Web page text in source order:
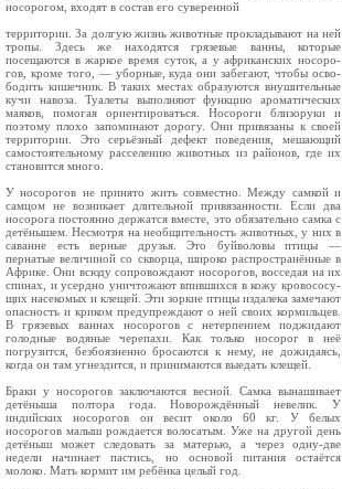
носорогом, входят в состав его суверенной
территории. За долгую жизнь животные прокладывают на ней
тропы. Здесь же находятся грязевые ванны, которые
посещаются в жаркое время суток, а у африканских носоро­
гов, кроме того, — уборные, куда они забегают, чтобы осво­
бодить кишечник. В таких местах образуются внушительные
кучи навоза. Туалеты выполняют функцию ароматических
маяков, помогая ориентироваться. Носороги близоруки и
поэтому плохо запоминают дорогу. Они привя­заны к своей
территории. Это серьёзный дефект поведения, мешающий
самостоятельному расселению животных из районов, где их
становится много.
У носорогов не принято жить совместно. Между самкой и
самцом не возникает длительной привязанности. Если два
носорога постоянно держатся вместе, это обязательно сам­ка с
детёнышем. Несмотря на необщительность животных, у них в
саванне есть верные друзья. Это буйволовы птицы —
пернатые величиной со скворца, широко распространённые в
Африке. Они всюду сопровождают носорогов, восседая на их
спинах, и усердно уничтожают впившихся в кожу кровососу­
щих насекомых и клещей. Эти зоркие птицы издалека заме­чают
опасность и криком предупреждают о ней своих кормильцев.
В грязевых ваннах носорогов с нетерпением под­жидают
голодные водяные черепахи. Как только носорог в неё
погрузится, безбоязненно бросаются к нему, не дожида­ясь,
когда он там угнездится, и принимаются выедать кле­щей.
Браки у носорогов заключаются весной. Самка вынашива­ет
детёныша полтора года. Новорождённый невелик. У
индийских носорогов он весит около 60 кг. У белых
носорогов малыш рождается волосатым. Уже на другой день
детёныш может следовать за матерью, а через одну-две
недели начинает пастись, но основой питания остаётся
молоко. Мать кормит им ребёнка целый год.